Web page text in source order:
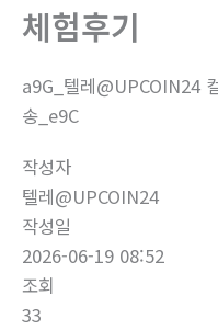
체험후기
a9G_텔레@UPCOIN24
송_e9C
작성자
텔레@UPCOIN24
작성일
2026-06-19 08:52
조회
33